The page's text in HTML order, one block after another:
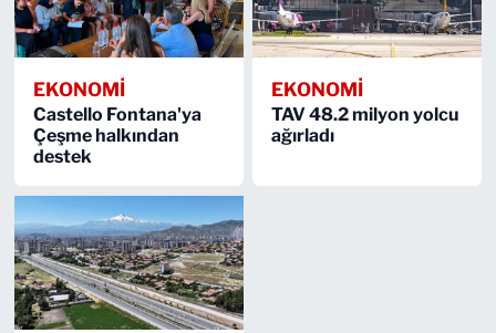
EKONOMİ
Castello Fontana'ya
Çeşme halkından
destek
EKONOMİ
TAV 48.2 milyon yolcu
ağırladı